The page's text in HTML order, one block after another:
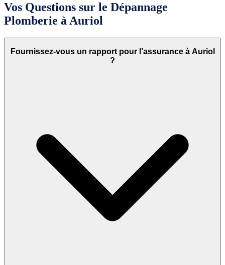
Vos Questions sur le Dépannage
Plomberie à Auriol
Fournissez-vous un rapport pour l’assurance à Auriol
?